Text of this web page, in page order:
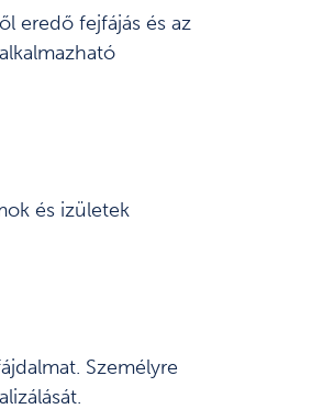
eredő fejfájás és az
és izületek
Személyre